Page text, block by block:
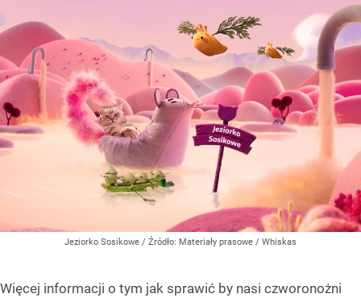
Jeziorko Sosikowe / Źródło: Materiały prasowe / Whiskas
Więcej informacji o tym jak sprawić by nasi czworonożni